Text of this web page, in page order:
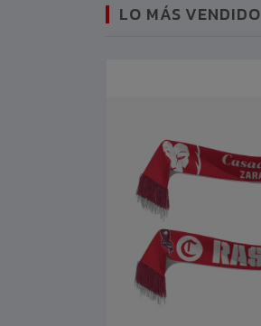
LO MÁS VENDIDO